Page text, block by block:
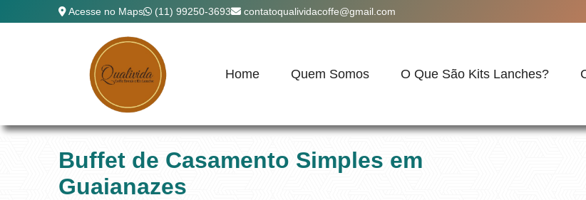
Acesse no Maps (11) 99250-3693 contatoqualividacoffe@gmail.com
Home Quem Somos O Que São Kits Lanches?
Buffet de Casamento Simples em
Guaianazes